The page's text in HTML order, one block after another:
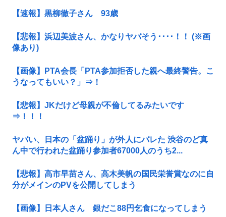
【速報】黒柳徹子さん 93歳
【悲報】浜辺美波さん、かなりヤバそう････！！ (※画
像あり)
【画像】PTA会長「PTA参加拒否した親へ最終警告。こ
うなってもいい？」⇒！
【悲報】JKだけど母親が不倫してるみたいです
⇒！！！
ヤバい、日本の「盆踊り」が外人にバレた 渋谷のど真
ん中で行われた盆踊り参加者67000人のうち2...
【悲報】高市早苗さん、高木美帆の国民栄誉賞なのに自
分がメインのPVを公開してしまう
【画像】日本人さん 銀だこ88円乞食になってしまう